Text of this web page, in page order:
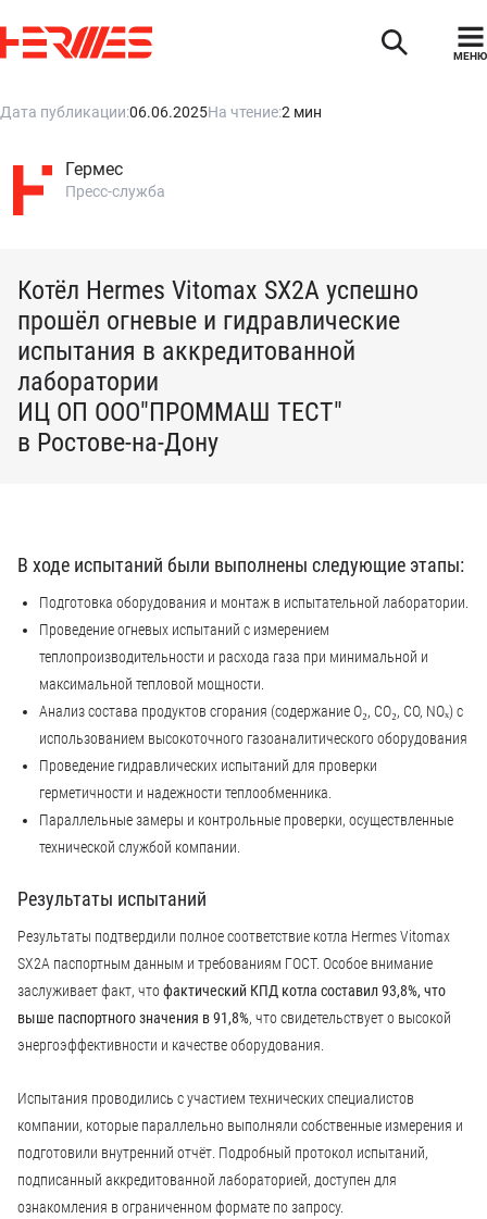
МЕНЮ
Дата публикации:06.06.2025На чтение:2 мин
Гермес
Пресс-служба
Котёл Hermes Vitomax SX2A успешно
прошёл огневые и гидравлические
испытания в аккредитованной
лаборатории
ИЦ ОП ООО"ПРОММАШ ТЕСТ"
в Ростове-на-Дону
В ходе испытаний были выполнены следующие этапы:
Подготовка оборудования и монтаж в испытательной лаборатории.
Проведение огневых испытаний с измерением
теплопроизводительности и расхода газа при минимальной и
максимальной тепловой мощности.
Анализ состава продуктов сгорания (содержание O₂, CO₂, CO, NOₓ) с
использованием высокоточного газоаналитического оборудования
Проведение гидравлических испытаний для проверки
герметичности и надежности теплообменника.
Параллельные замеры и контрольные проверки, осуществленные
технической службой компании.
Результаты испытаний
Результаты подтвердили полное соответствие котла Hermes Vitomax
SX2A паспортным данным и требованиям ГОСТ. Особое внимание
заслуживает факт, что фактический КПД котла составил 93,8%, что
выше паспортного значения в 91,8%, что свидетельствует о высокой
энергоэффективности и качестве оборудования.
Испытания проводились с участием технических специалистов
компании, которые параллельно выполняли собственные измерения и
подготовили внутренний отчёт. Подробный протокол испытаний,
подписанный аккредитованной лабораторией, доступен для
ознакомления в ограниченном формате по запросу.